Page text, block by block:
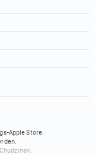
Apple Store.